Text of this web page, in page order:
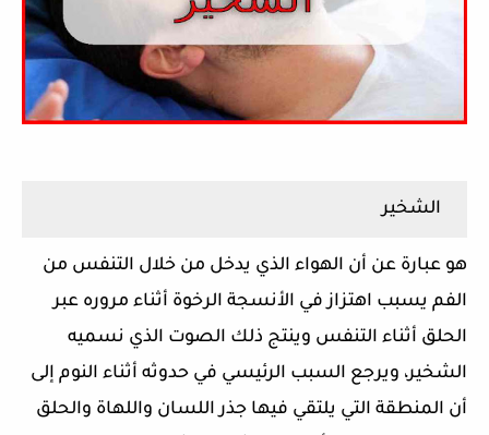
الشخير
هو عبارة عن أن الهواء الذي يدخل من خلال التنفس من
الفم يسبب اهتزاز في الأنسجة الرخوة أثناء مروره عبر
الحلق أثناء التنفس وينتج ذلك الصوت الذي نسميه
الشخير، ويرجع السبب الرئيسي في حدوثه أثناء النوم إلى
أن المنطقة التي يلتقي فيها جذر اللسان واللهاة والحلق